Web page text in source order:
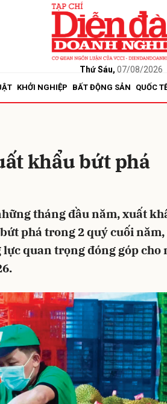
Thứ Sáu, 07/08/2026
KHỞI NGHIỆP BẤT ĐỘNG SẢN QUỐC
khẩu bứt phá
tháng đầu năm, xuất
phá trong 2 quý cuối
quan trọng đóng góp cho